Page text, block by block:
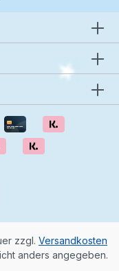
zzgl. Versandkosten
anders angegeben.